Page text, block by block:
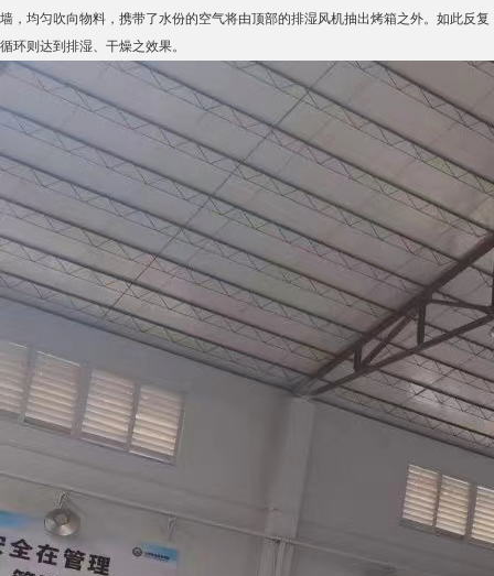
墙，均匀吹向物料，携带了水份的空气将由顶部的排湿风机抽出烤箱之外。如此反复
循环则达到排湿、干燥之效果。